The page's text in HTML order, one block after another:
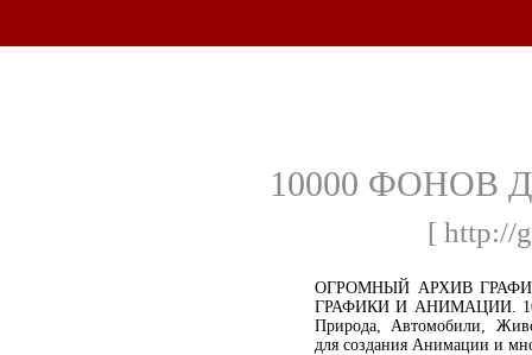
10000 ФОНОВ
[ http://
ОГРОМНЫЙ АРХИВ
ГРАФИКИ И АНИМАЦИИ.
Природа, Автомобили,
для создания Анимации и